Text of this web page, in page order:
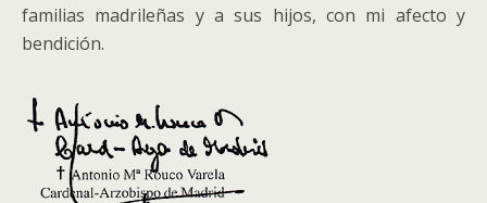
familias madrileñas y a sus hijos, con mi afecto y
bendición.